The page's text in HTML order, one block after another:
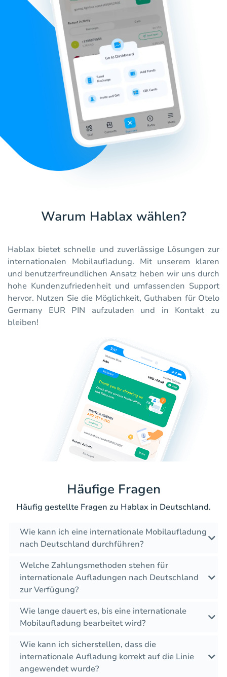
Warum Hablax wählen?
Hablax bietet schnelle und zuverlässige Lösungen zur
internationalen Mobilaufladung. Mit unserem klaren
und benutzerfreundlichen Ansatz heben wir uns durch
hohe Kundenzufriedenheit und umfassenden Support
hervor. Nutzen Sie die Möglichkeit, Guthaben für Otelo
Germany EUR PIN aufzuladen und in Kontakt zu
bleiben!
Häufige Fragen
Häufig gestellte Fragen zu Hablax in Deutschland.
Wie kann ich eine internationale Mobilaufladung
nach Deutschland durchführen?
Welche Zahlungsmethoden stehen für
internationale Aufladungen nach Deutschland
zur Verfügung?
Wie lange dauert es, bis eine internationale
Mobilaufladung bearbeitet wird?
Wie kann ich sicherstellen, dass die
internationale Aufladung korrekt auf die Linie
angewendet wurde?